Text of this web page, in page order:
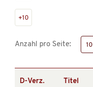
+10
Anzahl pro Seite: 10
D-Verz. Titel